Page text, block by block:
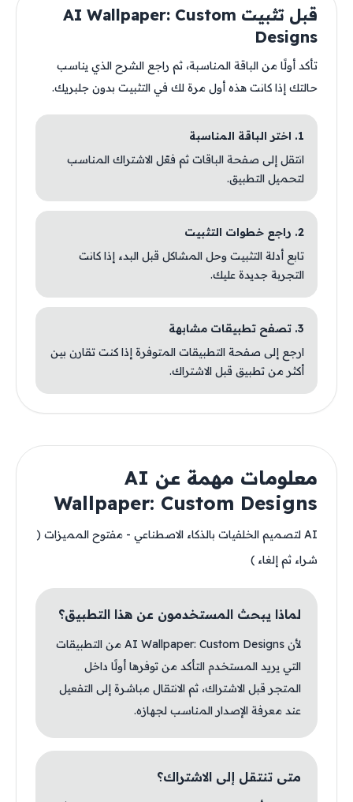
قبل تثبيت AI Wallpaper: Custom
Designs
تأكد أولًا من الباقة المناسبة، ثم راجع الشرح الذي يناسب
حالتك إذا كانت هذه أول مرة لك في التثبيت بدون جلبريك.
1. اختر الباقة المناسبة
انتقل إلى صفحة الباقات ثم فعّل الاشتراك المناسب
لتحميل التطبيق.
2. راجع خطوات التثبيت
تابع أدلة التثبيت وحل المشاكل قبل البدء إذا كانت
التجربة جديدة عليك.
3. تصفح تطبيقات مشابهة
ارجع إلى صفحة التطبيقات المتوفرة إذا كنت تقارن بين
أكثر من تطبيق قبل الاشتراك.
معلومات مهمة عن AI
Wallpaper: Custom Designs
AI لتصميم الخلفيات بالذكاء الاصطناعي - مفتوح المميزات (
شراء ثم إلغاء )
لماذا يبحث المستخدمون عن هذا التطبيق؟
لأن AI Wallpaper: Custom Designs من التطبيقات
التي يريد المستخدم التأكد من توفرها أولًا داخل
المتجر قبل الاشتراك، ثم الانتقال مباشرة إلى التفعيل
عند معرفة الإصدار المناسب لجهازه.
متى تنتقل إلى الاشتراك؟